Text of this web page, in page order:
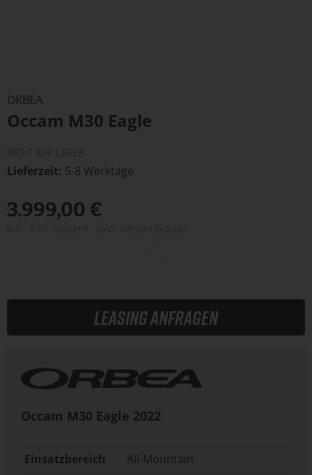
der
Bildergalerie
ORBEA
Occam M30 Eagle
Lieferzeit 5-8 Werktage
3.999,00 €
Leasing anfragen
Occam M30 Eagle 2022
Einsatzbereich
All-Mountain